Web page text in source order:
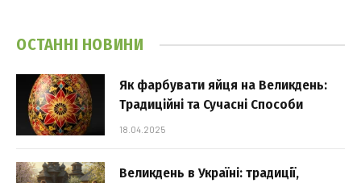
ОСТАННІ НОВИНИ
Як фарбувати яйця на Великдень:
Традиційні та Сучасні Способи
18.04.2025
Великдень в Україні: традиції,